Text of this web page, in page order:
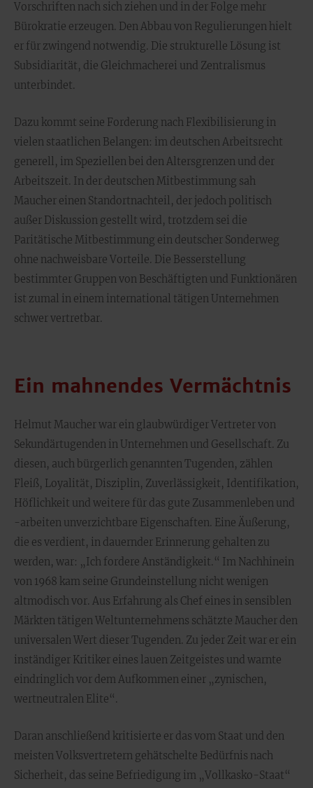
Vorschriften nach sich ziehen und in der Folge mehr
Bürokratie erzeugen. Den Abbau von Regulierungen hielt
er für zwingend notwendig. Die strukturelle Lösung ist
Subsidiarität, die Gleichmacherei und Zentralismus
unterbindet.
Dazu kommt seine Forderung nach Flexibilisierung in
vielen staatlichen Belangen: im deutschen Arbeitsrecht
generell, im Speziellen bei den Altersgrenzen und der
Arbeitszeit. In der deutschen Mitbestimmung sah
Maucher einen Standortnachteil, der jedoch politisch
außer Diskussion gestellt wird, trotzdem sei die
Paritätische Mitbestimmung ein deutscher Sonderweg
ohne nachweisbare Vorteile. Die Besserstellung
bestimmter Gruppen von Beschäftigten und Funktionären
ist zumal in einem international tätigen Unternehmen
schwer vertretbar.
Ein mahnendes Vermächtnis
Helmut Maucher war ein glaubwürdiger Vertreter von
Sekundärtugenden in Unternehmen und Gesellschaft. Zu
diesen, auch bürgerlich genannten Tugenden, zählen
Fleiß, Loyalität, Disziplin, Zuverlässigkeit, Identifikation,
Höflichkeit und weitere für das gute Zusammenleben und
-arbeiten unverzichtbare Eigenschaften. Eine Äußerung,
die es verdient, in dauernder Erinnerung gehalten zu
werden, war: „Ich fordere Anständigkeit.“ Im Nachhinein
von 1968 kam seine Grundeinstellung nicht wenigen
altmodisch vor. Aus Erfahrung als Chef eines in sensiblen
Märkten tätigen Weltunternehmens schätzte Maucher den
universalen Wert dieser Tugenden. Zu jeder Zeit war er ein
inständiger Kritiker eines lauen Zeitgeistes und warnte
eindringlich vor dem Aufkommen einer „zynischen,
wertneutralen Elite“.
Daran anschließend kritisierte er das vom Staat und den
meisten Volksvertretern gehätschelte Bedürfnis nach
Sicherheit, das seine Befriedigung im „Vollkasko-Staat“